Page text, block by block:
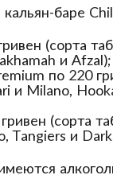
кальян-баре
(сорта
и Afzal);
по 220
и Milano,
(сорта
Tangiers и